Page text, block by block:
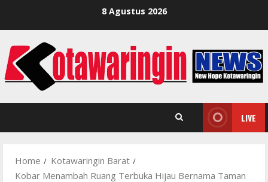
8 Agustus 2026
LIVE
Home
Kotawaringin Barat
Kobar Menambah Ruang Terbuka Hijau Bernama Taman